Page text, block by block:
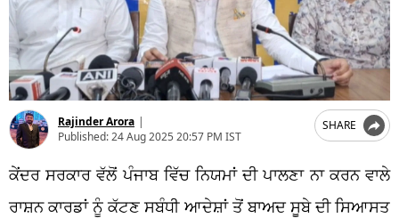
Rajinder Arora |
Published:24 Aug 2025 20:57 PM IST
SHARE
ਕੇਂਦਰ ਸਰਕਾਰ ਵੱਲੋਂ ਪੰਜਾਬ ਵਿੱਚ ਨਿਯਮਾਂ ਦੀ ਪਾਲਣਾ ਨਾ ਕਰਨ ਵਾਲੇ
ਰਾਸ਼ਨ ਕਾਰਡਾਂ ਨੂੰ ਕੱਟਣ ਸਬੰਧੀ ਆਦੇਸ਼ਾਂ ਤੋਂ ਬਾਅਦ ਸੂਬੇ ਦੀ ਸਿਆਸਤ